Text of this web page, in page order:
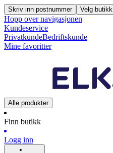
Skriv inn postnummer Velg butikk
Hopp over navigasjonen
Kundeservice
PrivatkundeBedriftskunde
Mine favoritter
Alle produkter
Finn butikk
Logg inn